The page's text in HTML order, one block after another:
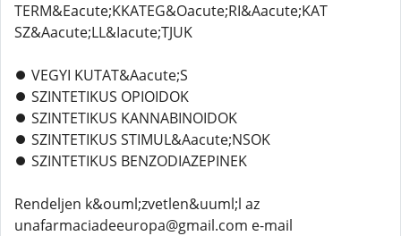
TERM&Eacute;KKATEG&Oacute;RI&Aacute;KAT
SZ&Aacute;LL&Iacute;TJUK
⏺️ VEGYI KUTAT&Aacute;S
⏺️ SZINTETIKUS OPIOIDOK
⏺️ SZINTETIKUS KANNABINOIDOK
⏺️ SZINTETIKUS STIMUL&Aacute;NSOK
⏺️ SZINTETIKUS BENZODIAZEPINEK
Rendeljen k&ouml;zvetlen&uuml;l az
unafarmaciadeeuropa@gmail.com e-mail